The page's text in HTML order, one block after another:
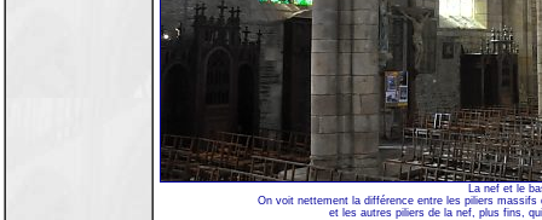
La nef et le
On voit nettement la différence entre les piliers
et les autres piliers de la nef, plus fins,